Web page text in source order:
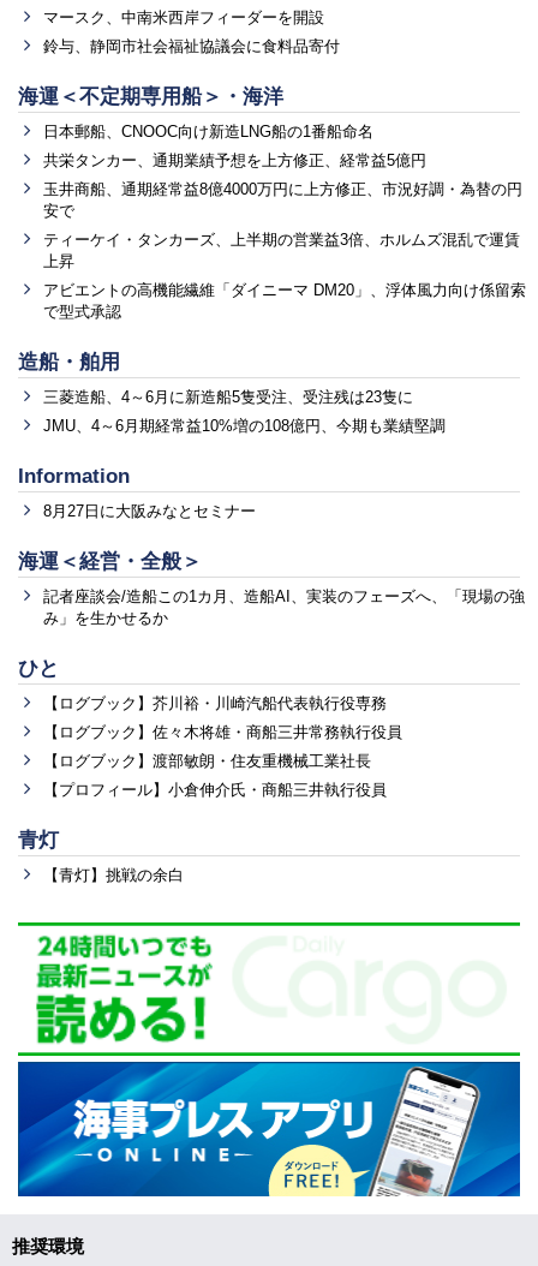
マースク、中南米西岸フィーダーを開設
鈴与、静岡市社会福祉協議会に食料品寄付
海運＜不定期専用船＞・海洋
日本郵船、CNOOC向け新造LNG船の1番船命名
共栄タンカー、通期業績予想を上方修正、経常益5億円
玉井商船、通期経常益8億4000万円に上方修正、市況好調・為替の円
安で
ティーケイ・タンカーズ、上半期の営業益3倍、ホルムズ混乱で運賃
上昇
アビエントの高機能繊維「ダイニーマ DM20」、浮体風力向け係留索
で型式承認
造船・舶用
三菱造船、4～6月に新造船5隻受注、受注残は23隻に
JMU、4～6月期経常益10%増の108億円、今期も業績堅調
Information
8月27日に大阪みなとセミナー
海運＜経営・全般＞
記者座談会/造船この1カ月、造船AI、実装のフェーズへ、「現場の強
み」を生かせるか
ひと
【ログブック】芥川裕・川崎汽船代表執行役専務
【ログブック】佐々木将雄・商船三井常務執行役員
【ログブック】渡部敏朗・住友重機械工業社長
【プロフィール】小倉伸介氏・商船三井執行役員
青灯
【青灯】挑戦の余白
推奨環境